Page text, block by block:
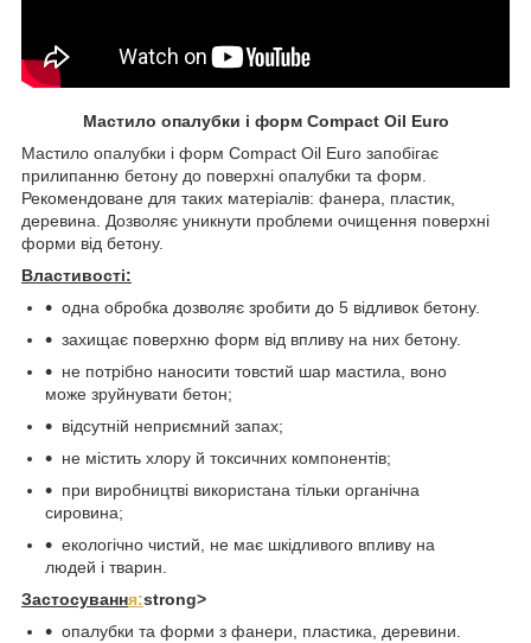
Мастило опалубки і формCompact Oil Euro
Мастило опалубки і форм Compact Oil Euro запобігає
прилипанню бетону до поверхні опалубки та форм.
Рекомендоване для таких матеріалів: фанера, пластик,
деревина. Дозволяє уникнути проблеми очищення поверхні
форми від бетону.
Властивості:
одна обробка дозволяє зробити до 5 відливок бетону.
захищає поверхню форм від впливу на них бетону.
не потрібно наносити товстий шар мастила, воно
може зруйнувати бетон;
відсутній неприємний запах;
не містить хлору й токсичних компонентів;
при виробництві використана тільки органічна
сировина;
екологічно чистий, не має шкідливого впливу на
людей і тварин.
Застосування:strong>
опалубки та форми з фанери, пластика, деревини.